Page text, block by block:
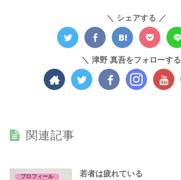
シェアする
津野 真吾をフォローする
関連記事
プロフィール 若者は疲れている